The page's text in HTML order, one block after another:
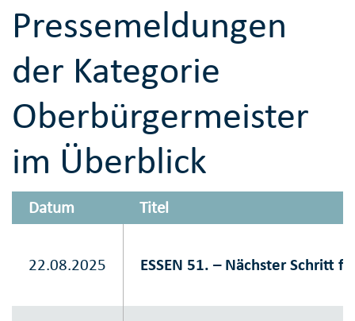
Pressemeldungen
der Kategorie
Oberbürgermeister
im Überblick
Datum Titel
22.08.2025 ESSEN 51. – Nächster Schritt